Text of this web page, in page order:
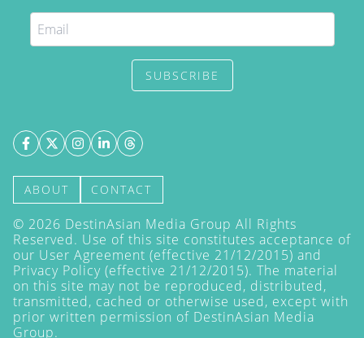
SUBSCRIBE
ABOUT CONTACT
© 2026 DestinAsian Media Group All Rights
Reserved. Use of this site constitutes acceptance of
our User Agreement (effective 21/12/2015) and
Privacy Policy (effective 21/12/2015). The material
on this site may not be reproduced, distributed,
transmitted, cached or otherwise used, except with
prior written permission of DestinAsian Media
Group.